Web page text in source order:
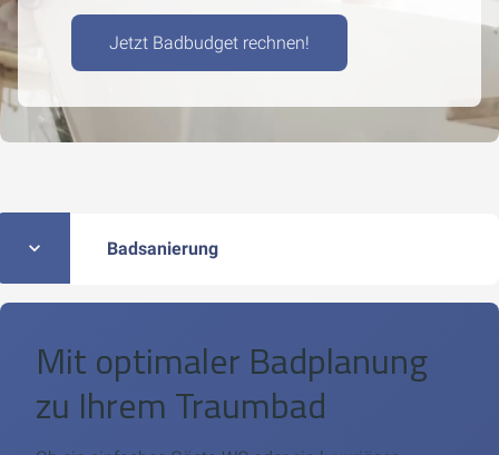
Jetzt Badbudget rechnen!
Badsanierung
Mit optimaler Badplanung
zu Ihrem Traumbad